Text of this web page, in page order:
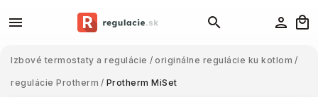
Izbové termostaty a regulácie / originálne regulácie ku kotlom /
regulácie Protherm / Protherm MiSet